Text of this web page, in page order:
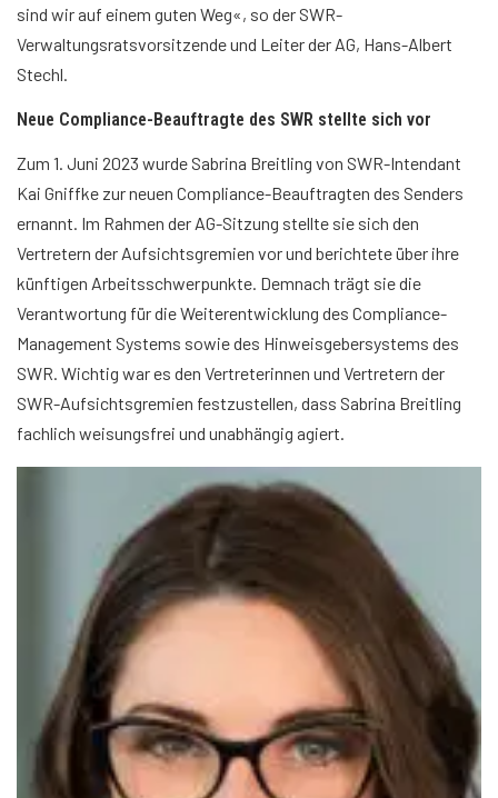
sind wir auf einem guten Weg«, so der SWR-
Verwaltungsratsvorsitzende und Leiter der AG, Hans-Albert
Stechl.
Neue Compliance-Beauftragte des SWR stellte sich vor
Zum 1. Juni 2023 wurde Sabrina Breitling von SWR-Intendant
Kai Gniffke zur neuen Compliance-Beauftragten des Senders
ernannt. Im Rahmen der AG-Sitzung stellte sie sich den
Vertretern der Aufsichtsgremien vor und berichtete über ihre
künftigen Arbeitsschwerpunkte. Demnach trägt sie die
Verantwortung für die Weiterentwicklung des Compliance-
Management Systems sowie des Hinweisgebersystems des
SWR. Wichtig war es den Vertreterinnen und Vertretern der
SWR-Aufsichtsgremien festzustellen, dass Sabrina Breitling
fachlich weisungsfrei und unabhängig agiert.